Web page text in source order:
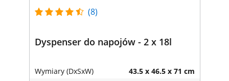
(8)
Dyspenser do napojów - 2 x 18l
Wymiary (DxSxW) 43.5 x 46.5 x 71 cm